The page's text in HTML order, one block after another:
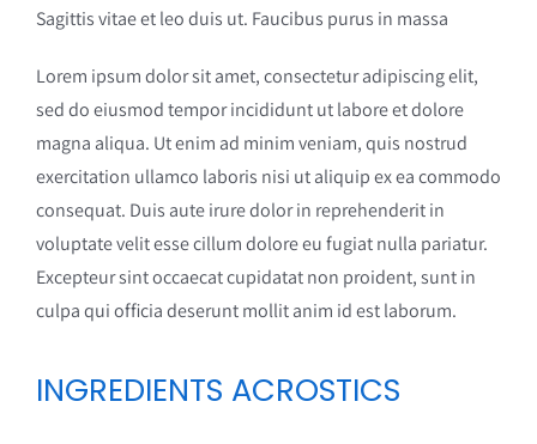
Sagittis vitae et leo duis ut. Faucibus purus in massa
Lorem ipsum dolor sit amet, consectetur adipiscing elit,
sed do eiusmod tempor incididunt ut labore et dolore
magna aliqua. Ut enim ad minim veniam, quis nostrud
exercitation ullamco laboris nisi ut aliquip ex ea commodo
consequat. Duis aute irure dolor in reprehenderit in
voluptate velit esse cillum dolore eu fugiat nulla pariatur.
Excepteur sint occaecat cupidatat non proident, sunt in
culpa qui officia deserunt mollit anim id est laborum.
INGREDIENTS ACROSTICS